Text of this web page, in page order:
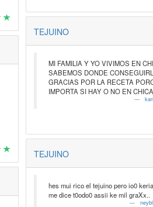
TEJUINO
MI FAMILIA Y YO VIVIMOS EN
SABEMOS DONDE
GRACIAS POR LA RECETA
IMPORTA SI HAY O NO EN
TEJUINO
hes mui rico el tejuino pero io0
me dice t0odo0 assii ke mil graXx..